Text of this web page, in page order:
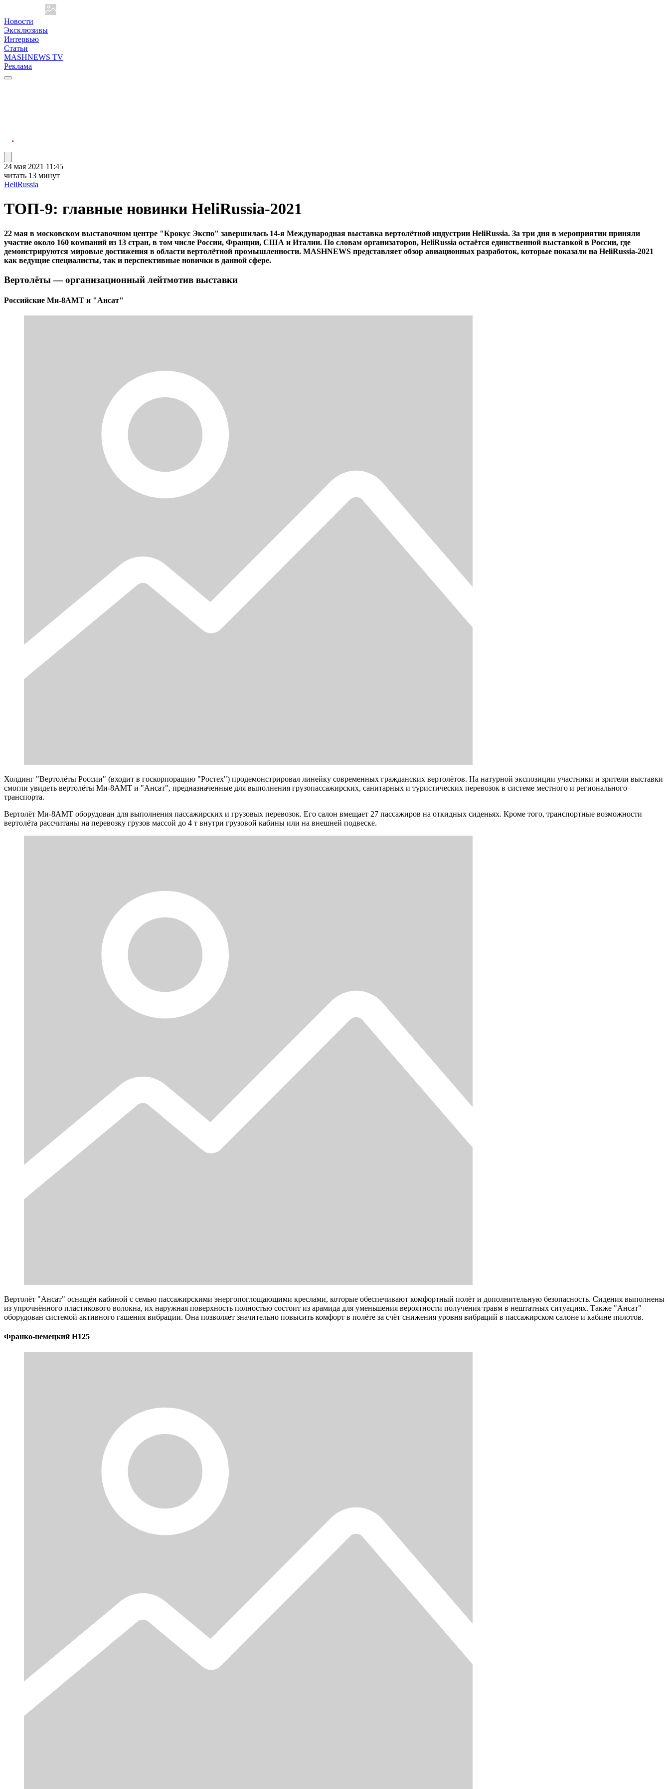
Новости
Эксклюзивы
Интервью
Статьи
MASHNEWS TV
Реклама
24 мая 2021 11:45
читать 13 минут
HeliRussia
ТОП-9: главные новинки HeliRussia-2021
22 мая в московском выставочном центре "Крокус Экспо" завершилась 14-я Международная выставка вертолётной индустрии HeliRussia. За три дня в мероприятии приняли
участие около 160 компаний из 13 стран, в том числе России, Франции, США и Италии. По словам организаторов, HeliRussia остаётся единственной выставкой в России, где
демонстрируются мировые достижения в области вертолётной промышленности. MASHNEWS представляет обзор авиационных разработок, которые показали на HeliRussia-2021
как ведущие специалисты, так и перспективные новички в данной сфере.
Вертолёты — организационный лейтмотив выставки
Российские Ми-8АМТ и "Ансат"
Холдинг "Вертолёты России" (входит в госкорпорацию "Ростех") продемонстрировал линейку современных гражданских вертолётов. На натурной экспозиции участники и зрители выставки
смогли увидеть вертолёты Ми-8АМТ и "Ансат", предназначенные для выполнения грузопассажирских, санитарных и туристических перевозок в системе местного и регионального
транспорта.
Вертолёт Ми-8АМТ оборудован для выполнения пассажирских и грузовых перевозок. Его салон вмещает 27 пассажиров на откидных сиденьях. Кроме того, транспортные возможности
вертолёта рассчитаны на перевозку грузов массой до 4 т внутри грузовой кабины или на внешней подвеске.
Вертолёт "Ансат" оснащён кабиной с семью пассажирскими энергопоглощающими креслами, которые обеспечивают комфортный полёт и дополнительную безопасность. Сидения выполнены
из упрочнённого пластикового волокна, их наружная поверхность полностью состоит из арамида для уменьшения вероятности получения травм в нештатных ситуациях. Также "Ансат"
оборудован системой активного гашения вибрации. Она позволяет значительно повысить комфорт в полёте за счёт снижения уровня вибраций в пассажирском салоне и кабине пилотов.
Франко-немецкий Н125